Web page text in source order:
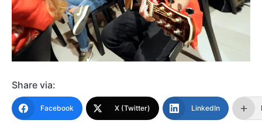
Share via:
Facebook X (Twitter) LinkedIn